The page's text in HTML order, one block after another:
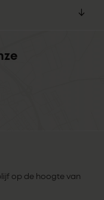
op de hoogte van